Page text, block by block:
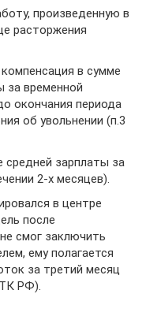
произведенную в
расторжения
в сумме
за временной
окончания периода
об увольнении (п.3
зарплаты за
2-х месяцев).
в центре
после
смог заключить
ему полагается
за третий месяц
ТК РФ).